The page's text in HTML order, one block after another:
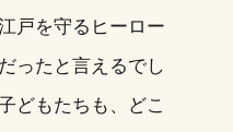
戸を守るヒーロー
ったと言えるでし
どもたちも、どこ